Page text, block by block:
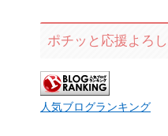
ポチッと応援よろ
人気ブログランキング